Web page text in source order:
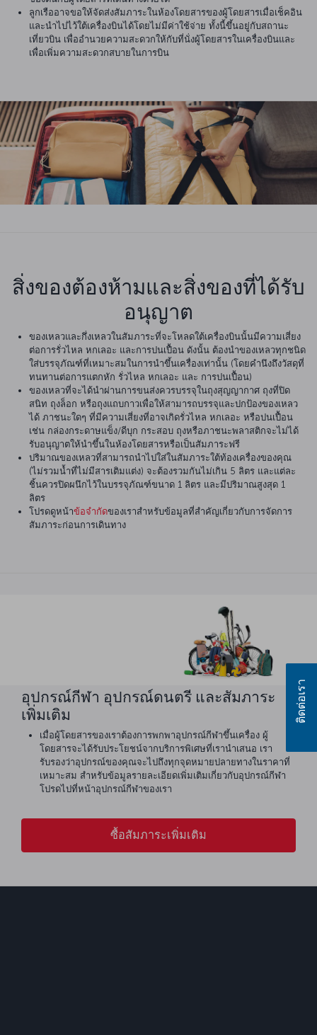
ลูกเรืออาจขอให้จัดส่งสัมภาระในห้องโดยสารของผู้โดยสารเมื่อเช็คอิน
และนำไปไว้ใต้เครื่องบินได้โดยไม่มีค่าใช้จ่าย ทั้งนี้ขึ้นอยู่กับสถานะ
เที่ยวบิน เพื่ออำนวยความสะดวกให้กับที่นั่งผู้โดยสารในเครื่องบินและ
เพื่อเพิ่มความสะดวกสบายในการบิน
สิ่งของต้องห้ามและสิ่งของที่ได้รับ
อนุญาต
ของเหลวและกึ่งเหลวในสัมภาระที่จะโหลดใต้เครื่องบินนั้นมีความเสี่ยง
ต่อการรั่วไหล หกเลอะ และการปนเปื้อน ดังนั้น ต้องนำของเหลวทุกชนิด
ใส่บรรจุภัณฑ์ที่เหมาะสมในการนำขึ้นเครื่องเท่านั้น (โดยคำนึงถึงวัสดุที่
ทนทานต่อการแตกหัก รั่วไหล หกเลอะ และ การปนเปื้อน)
ของเหลวที่จะได้นำผ่านการขนส่งควรบรรจุในถุงสุญญากาศ ถุงที่ปิด
สนิท ถุงล็อก หรือถุงแถบกาวเพื่อให้สามารถบรรจุและปกป้องของเหลว
ได้ ภาชนะใดๆ ที่มีความเสี่ยงที่อาจเกิดรั่วไหล หกเลอะ หรือปนเปื้อน
เช่น กล่องกระดาษแข็ง/ดีบุก กระสอบ ถุงหรือภาชนะพลาสติกจะไม่ได้
รับอนุญาตให้นำขึ้นในห้องโดยสารหรือเป็นสัมภาระฟรี
ปริมาณของเหลวที่สามารถนำไปใส่ในสัมภาระใต้ท้องเครื่องของคุณ
(ไม่รวมน้ำที่ไม่มีสารเติมแต่ง) จะต้องรวมกันไม่เกิน 5 ลิตร และแต่ละ
ชิ้นควรปิดผนึกไว้ในบรรจุภัณฑ์ขนาด 1 ลิตร และมีปริมาณสูงสุด 1
ลิตร
โปรดดูหน้าข้อจำกัดของเราสำหรับข้อมูลที่สำคัญเกี่ยวกับการจัดการ
สัมภาระก่อนการเดินทาง
อุปกรณ์กีฬา อุปกรณ์ดนตรี และสัมภาระ
เพิ่มเติม
เมื่อผู้โดยสารของเราต้องการพกพาอุปกรณ์กีฬาขึ้นเครื่อง ผู้
โดยสารจะได้รับประโยชน์จากบริการพิเศษที่เรานำเสนอ เรา
รับรองว่าอุปกรณ์ของคุณจะไปถึงทุกจุดหมายปลายทางในราคาที่
เหมาะสม สำหรับข้อมูลรายละเอียดเพิ่มเติมเกี่ยวกับอุปกรณ์กีฬา
โปรดไปที่หน้าอุปกรณ์กีฬาของเรา
ซื้อสัมภาระเพิ่มเติม
ติดต่อเรา